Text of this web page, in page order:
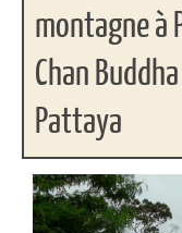
montagne à
Chan
Pattaya